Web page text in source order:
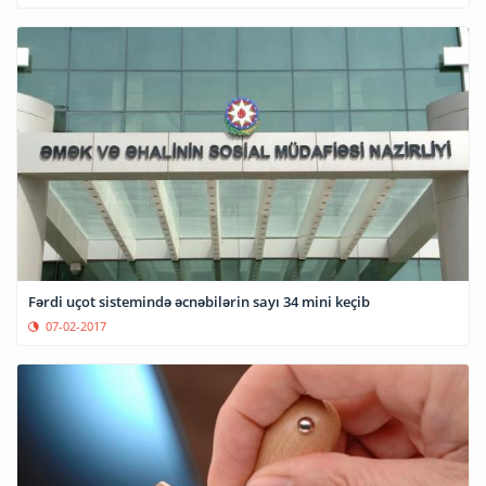
Fərdi uçot sistemində əcnəbilərin sayı 34 mini keçib
07-02-2017